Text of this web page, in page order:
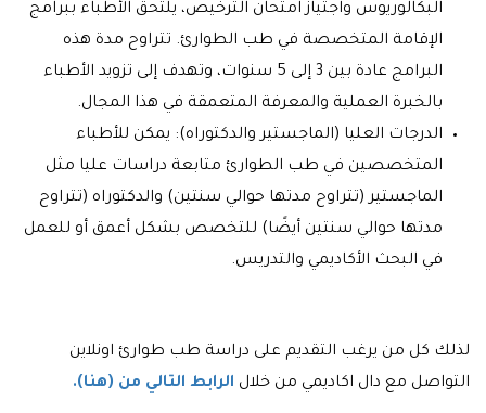
البكالوريوس واجتياز امتحان الترخيص، يلتحق الأطباء ببرامج
الإقامة المتخصصة في طب الطوارئ. تتراوح مدة هذه
البرامج عادة بين 3 إلى 5 سنوات، وتهدف إلى تزويد الأطباء
بالخبرة العملية والمعرفة المتعمقة في هذا المجال.
الدرجات العليا (الماجستير والدكتوراه): يمكن للأطباء
المتخصصين في طب الطوارئ متابعة دراسات عليا مثل
الماجستير (تتراوح مدتها حوالي سنتين) والدكتوراه (تتراوح
مدتها حوالي سنتين أيضًا) للتخصص بشكل أعمق أو للعمل
في البحث الأكاديمي والتدريس.
لذلك كل من يرغب التقديم على دراسة طب طوارئ اونلاين
التواصل مع دال اكاديمي من خلال الرابط التالي من (هنا).